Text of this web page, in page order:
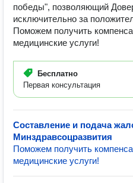
победы", позволяющий
исключительно за
Поможем получить
медицинские услуги!
Бесплатно
Первая консультация
Составление и подача
Минздравсоцразвития
Поможем получить
медицинские услуги!